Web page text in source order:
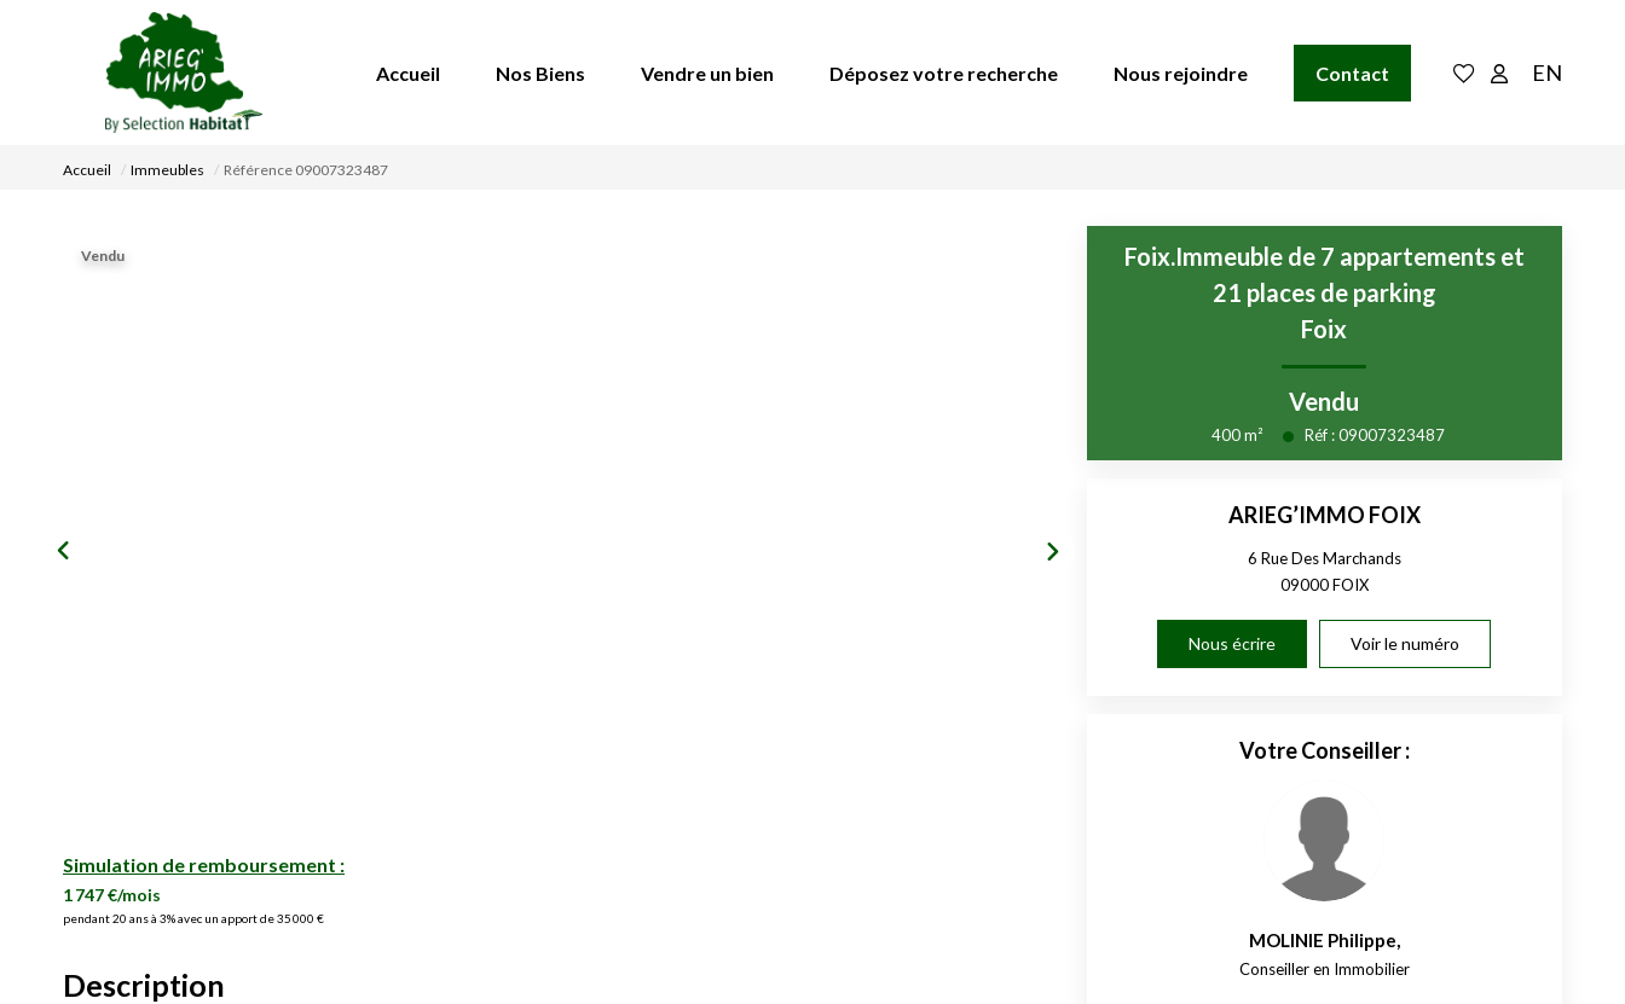
Accueil Nos Biens Vendre un bien Déposez votre recherche Nous rejoindre Contact EN
Accueil Immeubles Référence 09007323487
Vendu
Simulation de remboursement :
1 747 €/mois
pendant 20 ans à 3% avec un apport de 35 000 €
Description
Foix.Immeuble de 7 appartements et
21 places de parking
Foix
Vendu
400m² Réf :09007323487
ARIEG’IMMO FOIX
6 Rue Des Marchands
09000FOIX
Nous écrire Voir le numéro
Votre Conseiller :
MOLINIE Philippe,
Conseiller en Immobilier